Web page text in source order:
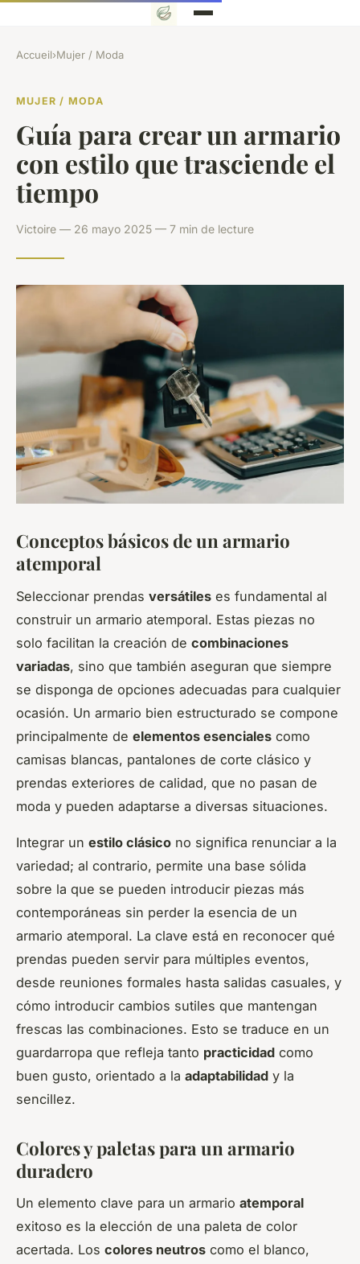
Accueil›Mujer / Moda
MUJER / MODA
Guía para crear un armario
con estilo que trasciende el
tiempo
Victoire — 26 mayo 2025 — 7 min de lecture
Conceptos básicos de un armario
atemporal
Seleccionar prendas versátiles es fundamental al
construir un armario atemporal. Estas piezas no
solo facilitan la creación de combinaciones
variadas, sino que también aseguran que siempre
se disponga de opciones adecuadas para cualquier
ocasión. Un armario bien estructurado se compone
principalmente de elementos esenciales como
camisas blancas, pantalones de corte clásico y
prendas exteriores de calidad, que no pasan de
moda y pueden adaptarse a diversas situaciones.
Integrar un estilo clásico no significa renunciar a la
variedad; al contrario, permite una base sólida
sobre la que se pueden introducir piezas más
contemporáneas sin perder la esencia de un
armario atemporal. La clave está en reconocer qué
prendas pueden servir para múltiples eventos,
desde reuniones formales hasta salidas casuales, y
cómo introducir cambios sutiles que mantengan
frescas las combinaciones. Esto se traduce en un
guardarropa que refleja tanto practicidad como
buen gusto, orientado a la adaptabilidad y la
sencillez.
Colores y paletas para un armario
duradero
Un elemento clave para un armario atemporal
exitoso es la elección de una paleta de color
acertada. Los colores neutros como el blanco,